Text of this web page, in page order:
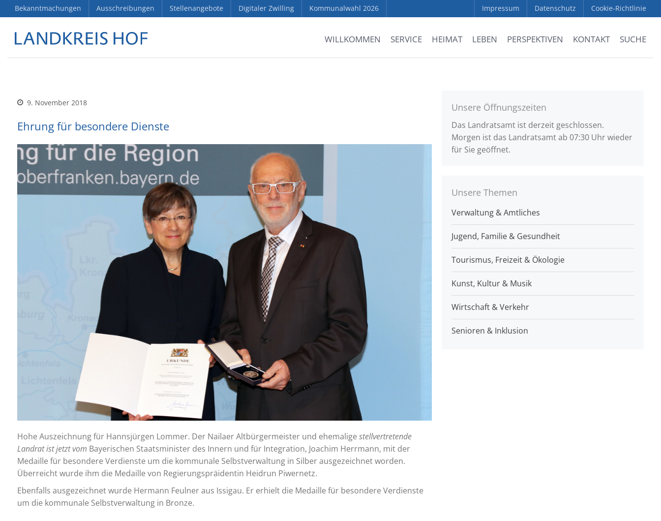
Bekanntmachungen Ausschreibungen Stellenangebote Digitaler Zwilling Kommunalwahl 2026 Impressum Datenschutz Cookie-Richtlinie
WILLKOMMEN SERVICE HEIMAT LEBEN PERSPEKTIVEN KONTAKT SUCHE
9. November 2018
Ehrung für besondere Dienste
Hohe Auszeichnung für Hannsjürgen Lommer. Der Nailaer Altbürgermeister und ehemalige stellvertretende
Landrat ist jetzt vom Bayerischen Staatsminister des Innern und für Integration, Joachim Herrmann, mit der
Medaille für besondere Verdienste um die kommunale Selbstverwaltung in Silber ausgezeichnet worden.
Überreicht wurde ihm die Medaille von Regierungspräidentin Heidrun Piwernetz.
Ebenfalls ausgezeichnet wurde Hermann Feulner aus Issigau. Er erhielt die Medaille für besondere Verdienste
um die kommunale Selbstverwaltung in Bronze.
Unsere Öffnungszeiten
Das Landratsamt ist derzeit geschlossen.
Morgen ist das Landratsamt ab 07:30 Uhr wieder
für Sie geöffnet.
Unsere Themen
Verwaltung & Amtliches
Jugend, Familie & Gesundheit
Tourismus, Freizeit & Ökologie
Kunst, Kultur & Musik
Wirtschaft & Verkehr
Senioren & Inklusion